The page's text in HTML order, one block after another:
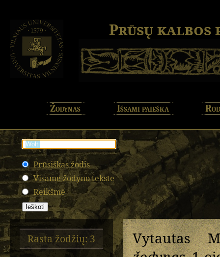
Prūsų kalbos
Žodynas Išsami paieška
Prūsiškas žodis
Visame žodyno tekste
Reikšmė
Rasta žodžių: 3
Vytautas